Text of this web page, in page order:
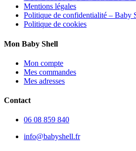
Mentions légales
Politique de confidentialité – Baby
Politique de cookies
Mon Baby Shell
Mon compte
Mes commandes
Mes adresses
Contact
06 08 859 840
info@babyshell.fr